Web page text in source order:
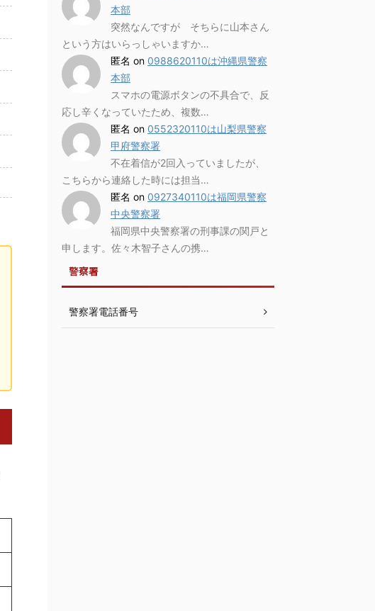
本部
突然なんですが そちらに山本さん
という方はいらっしゃいますか…
匿名 on 0988620110は沖縄県警察
本部
スマホの電源ボタンの不具合で、反
応し辛くなっていたため、複数…
匿名 on 0552320110は山梨県警察
甲府警察署
不在着信が2回入っていましたが、
こちらから連絡した時には担当…
匿名 on 0927340110は福岡県警察
中央警察署
福岡県中央警察署の刑事課の関戸と
申します。佐々木智子さんの携…
警察署
警察署電話番号